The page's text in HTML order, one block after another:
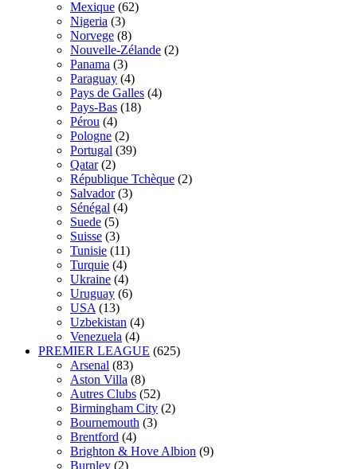
Mexique (62)
Nigeria (3)
Norvege (8)
Nouvelle-Zélande (2)
Panama (3)
Paraguay (4)
Pays de Galles (4)
Pays-Bas (18)
Pérou (4)
Pologne (2)
Portugal (39)
Qatar (2)
République Tchèque (2)
Salvador (3)
Sénégal (4)
Suede (5)
Suisse (3)
Tunisie (11)
Turquie (4)
Ukraine (4)
Uruguay (6)
USA (13)
Uzbekistan (4)
Venezuela (4)
PREMIER LEAGUE (625)
Arsenal (83)
Aston Villa (8)
Autres Clubs (52)
Birmingham City (2)
Bournemouth (3)
Brentford (4)
Brighton & Hove Albion (9)
Burnley (2)